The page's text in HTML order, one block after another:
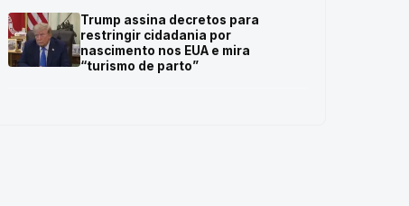
Trump assina decretos para
restringir cidadania por
nascimento nos EUA e mira
“turismo de parto”